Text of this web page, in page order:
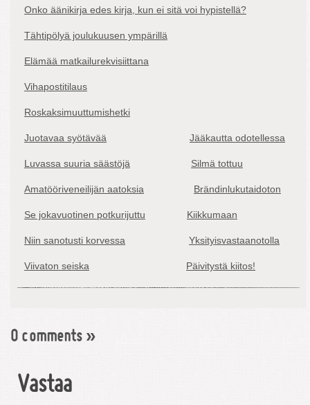
Onko äänikirja edes kirja, kun ei sitä voi hypistellä?
Tähtipölyä joulukuusen ympärillä
Elämää matkailurekvisiittana
Vihapostitilaus
Roskaksimuuttumishetki
Juotavaa syötävää Jääkautta odotellessa
Luvassa suuria säästöjä Silmä tottuu
Amatööriveneilijän aatoksia Brändinlukutaidoton
Se jokavuotinen potkurijuttu Kiikkumaan
Niin sanotusti korvessa Yksityisvastaanotolla
Viivaton seiska Päivitystä kiitos!
0 comments »
Vastaa